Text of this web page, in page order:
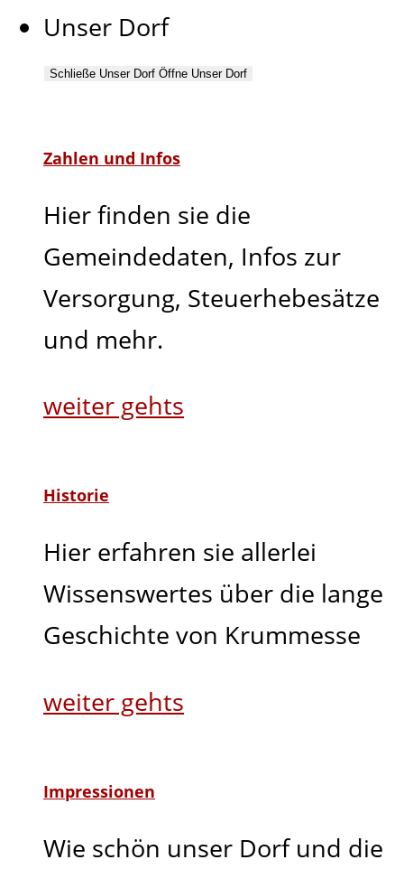
Unser Dorf
Schließe Unser Dorf Öffne Unser Dorf
Zahlen und Infos
Hier finden sie die
Gemeindedaten, Infos zur
Versorgung, Steuerhebesätze
und mehr.
weiter gehts
Historie
Hier erfahren sie allerlei
Wissenswertes über die lange
Geschichte von Krummesse
weiter gehts
Impressionen
Wie schön unser Dorf und die